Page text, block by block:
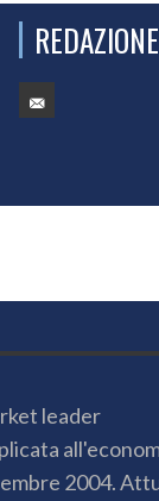
REDAZIONE
leader
2004.